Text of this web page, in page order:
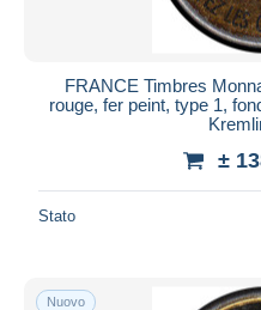
FRANCE Timbres
rouge, fer peint, type 1,
±
Stato
Nuovo